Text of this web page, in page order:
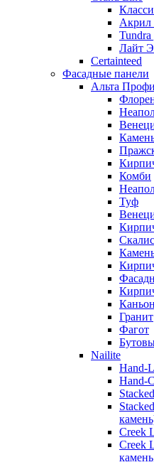
Акрил
Лайт
Certainteed
Фасадные панели
Альта
Комби
Туф
Каньон
Гранит
Фагот
Nailite
Hand-
Hand-
Creek
Creek